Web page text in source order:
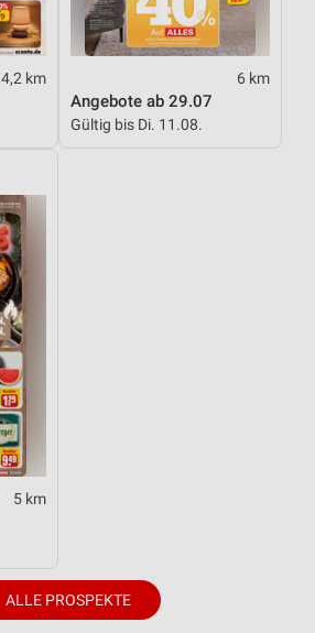
4,2 km 6 km
Angebote ab 29.07
Gültig bis Di. 11.08.
5 km
ALLE PROSPEKTE